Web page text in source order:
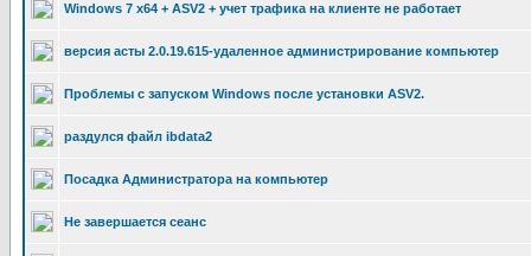
Windows 7 x64 + ASV2 + учет трафика на клиенте не работает
версия асты 2.0.19.615-удаленное администрирование компьютер
Проблемы с запуском Windows после установки ASV2.
раздулся файл ibdata2
Посадка Администратора на компьютер
Не завершается сеанс